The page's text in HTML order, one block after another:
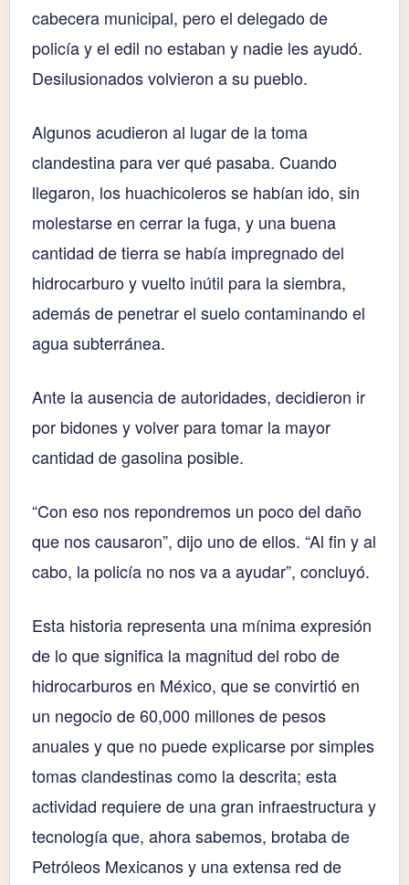
cabecera municipal, pero el delegado de
policía y el edil no estaban y nadie les ayudó.
Desilusionados volvieron a su pueblo.
Algunos acudieron al lugar de la toma
clandestina para ver qué pasaba. Cuando
llegaron, los huachicoleros se habían ido, sin
molestarse en cerrar la fuga, y una buena
cantidad de tierra se había impregnado del
hidrocarburo y vuelto inútil para la siembra,
además de penetrar el suelo contaminando el
agua subterránea.
Ante la ausencia de autoridades, decidieron ir
por bidones y volver para tomar la mayor
cantidad de gasolina posible.
“Con eso nos repondremos un poco del daño
que nos causaron”, dijo uno de ellos. “Al fin y al
cabo, la policía no nos va a ayudar”, concluyó.
Esta historia representa una mínima expresión
de lo que significa la magnitud del robo de
hidrocarburos en México, que se convirtió en
un negocio de 60,000 millones de pesos
anuales y que no puede explicarse por simples
tomas clandestinas como la descrita; esta
actividad requiere de una gran infraestructura y
tecnología que, ahora sabemos, brotaba de
Petróleos Mexicanos y una extensa red de